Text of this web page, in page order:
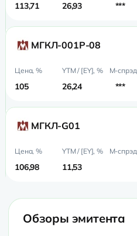
113,71 26,93 ***
МГКЛ-001Р-08
105 26,24 ***
МГКЛ-G01
106,98 11,53
Обзоры эмитента